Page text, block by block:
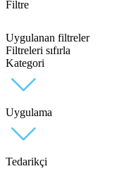
Filtre
Uygulanan filtreler
Filtreleri sıfırla
Kategori
Uygulama
Tedarikçi